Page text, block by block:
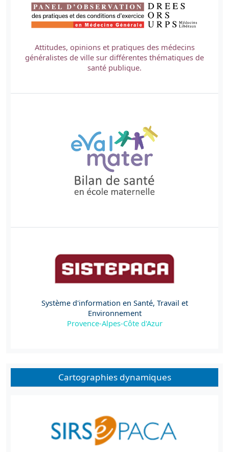
Attitudes, opinions et pratiques des médecins
généralistes de ville sur différentes thématiques de
santé publique.
Système d'information en Santé, Travail et
Environnement
Provence-Alpes-Côte d'Azur
Cartographies dynamiques